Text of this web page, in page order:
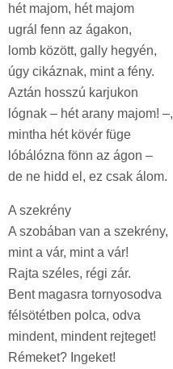
hét majom, hét majom
ugrál fenn az ágakon,
lomb között, gally hegyén,
úgy cikáznak, mint a fény.
Aztán hosszú karjukon
lógnak – hét arany majom! –,
mintha hét kövér füge
lóbálózna fönn az ágon –
de ne hidd el, ez csak álom.
A szekrény
A szobában van a szekrény,
mint a vár, mint a vár!
Rajta széles, régi zár.
Bent magasra tornyosodva
félsötétben polca, odva
mindent, mindent rejteget!
Rémeket? Ingeket!